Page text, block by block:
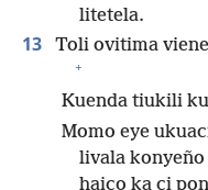
litetela.
13 Toli ovitima
+
Kuenda tiukili
Momo eye
livala konyeño
haico ka ci